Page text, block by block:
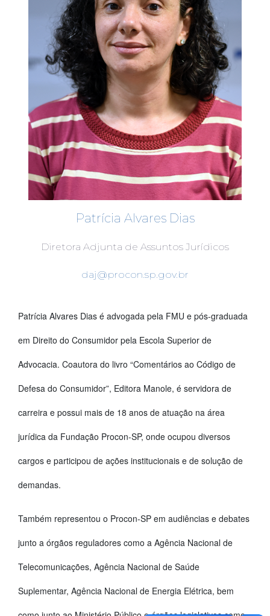
Patrícia Alvares Dias
Diretora Adjunta de Assuntos Jurídicos
daj@procon.sp.gov.br
Patrícia Alvares Dias é advogada pela FMU e pós-graduada
em Direito do Consumidor pela Escola Superior de
Advocacia. Coautora do livro “Comentários ao Código de
Defesa do Consumidor”, Editora Manole, é servidora de
carreira e possui mais de 18 anos de atuação na área
jurídica da Fundação Procon-SP, onde ocupou diversos
cargos e participou de ações institucionais e de solução de
demandas.
Também representou o Procon-SP em audiências e debates
junto a órgãos reguladores como a Agência Nacional de
Telecomunicações, Agência Nacional de Saúde
Suplementar, Agência Nacional de Energia Elétrica, bem